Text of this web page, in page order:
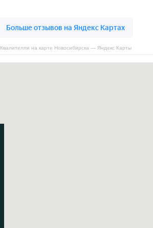
Квалителли на карте Новосибирска — Яндекс Карты